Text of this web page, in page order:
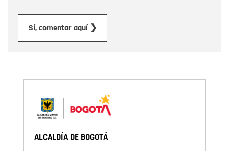
Sí, comentar aquí ❯
ALCALDÍA DE BOGOTÁ